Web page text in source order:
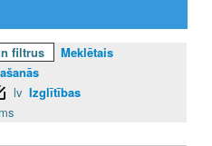
filtrus
Meklētais
lv Izglītības